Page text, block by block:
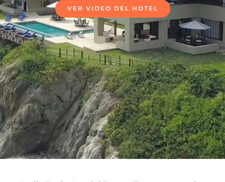
VER VIDEO DEL HOTEL